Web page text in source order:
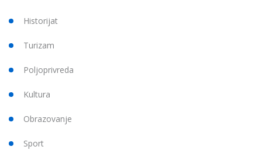
Historijat
Turizam
Poljoprivreda
Kultura
Obrazovanje
Sport